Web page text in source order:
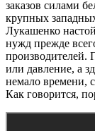
заказов силами
крупных
Лукашенко
нужд прежде
производителей.
или давление, а
немало времени,
Как говорится,